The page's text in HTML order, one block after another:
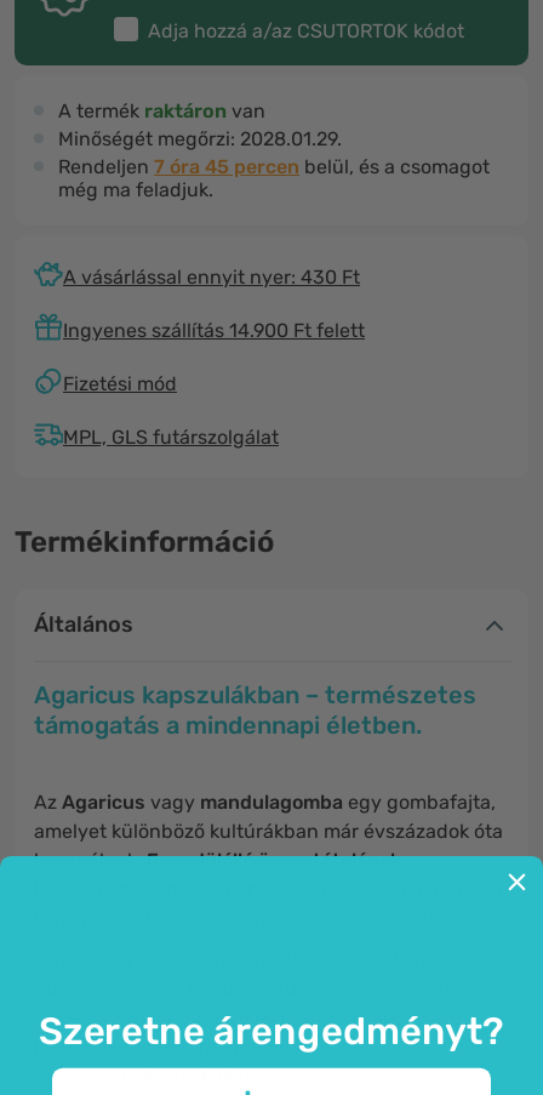
Adja hozzá a/az CSUTORTOK kódot
A termék raktáron van
Minőségét megőrzi: 2028.01.29.
Rendeljen 7 óra 45 percen belül, és a csomagot
még ma feladjuk.
A vásárlással ennyit nyer: 430 Ft
Ingyenes szállítás 14.900 Ft felett
Fizetési mód
MPL, GLS futárszolgálat
Termékinformáció
Általános
Agaricus kapszulákban – természetes
támogatás a mindennapi életben.
Az Agaricus vagy mandulagomba egy gombafajta,
amelyet különböző kultúrákban már évszázadok óta
használnak.Egyedülálló összetételének
tartalmaz, ami egyszerű és pontos adagolást tesz
lehetővé, és ezzel napi támogatást nyújt a
szervezetnek, ami különösen jól jön a
Szeretne árengedményt?